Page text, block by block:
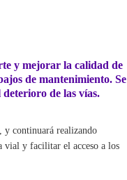
y mejorar la calidad de
de mantenimiento. Se
deterioro de las vías.
y continuará realizando
vial y facilitar el acceso a los